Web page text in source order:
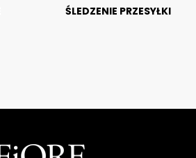
ŚLEDZENIE PRZESYŁKI